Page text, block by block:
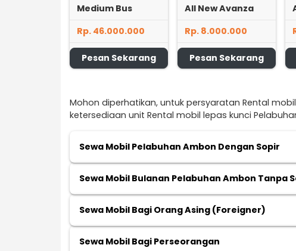
Medium Bus
Rp. 46.000.000
Pesan Sekarang
All New Avanza
Rp. 8.000.000
Pesan Sekarang
Mohon diperhatikan, untuk persyaratan Rental
ketersediaan unit Rental mobil lepas kunci
Sewa Mobil Pelabuhan Ambon Dengan Sopir
Sewa Mobil Bulanan Pelabuhan Ambon Tanpa
Sewa Mobil Bagi Orang Asing (Foreigner)
Sewa Mobil Bagi Perseorangan